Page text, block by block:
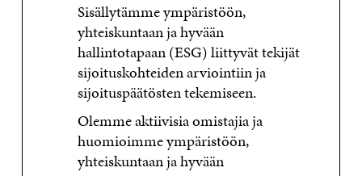
Sisällytämme ympäristöön,
yhteiskuntaan ja hyvään
hallintotapaan (ESG) liittyvät tekijät
sijoituskohteiden arviointiin ja
sijoituspäätösten tekemiseen.
Olemme aktiivisia omistajia ja
huomioimme ympäristöön,
yhteiskuntaan ja hyvään